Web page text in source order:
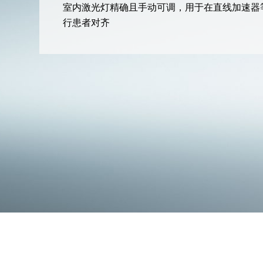
室内激光灯精确且手动可调，用于在直线加速器
行患者对齐